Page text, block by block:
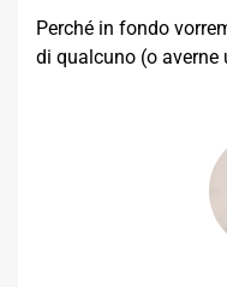
Perché in fondo
di qualcuno (o averne